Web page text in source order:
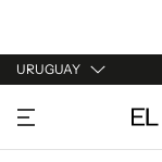
URUGUAY
URUGUAY
ARGENTINA